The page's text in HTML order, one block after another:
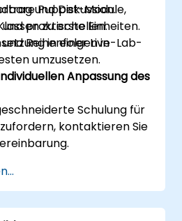
Puppet-Module,
zu erstellen.
Reihenfolgen in
umzusetzen.
und Diskussion.
praktische Einheiten.
in einer Live-Lab-
Anpassung des
Schulung für
kontaktieren Sie